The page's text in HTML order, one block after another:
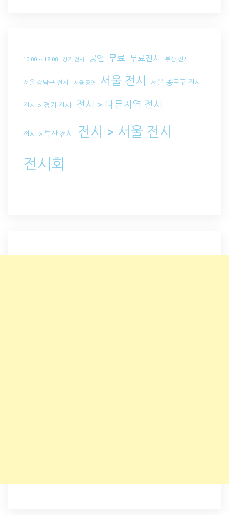
10:00 ~ 18:00 경기 전시 공연 무료 무료전시 부산 전시
서울 강남구 전시 서울 공연 서울 전시 서울 종로구 전시
전시 > 경기 전시 전시 > 다른지역 전시
전시 > 부산 전시 전시 > 서울 전시
전시회